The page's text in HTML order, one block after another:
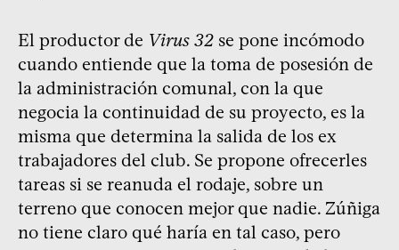
El productor de Virus 32 se pone incómodo
cuando entiende que la toma de posesión de
la administración comunal, con la que
negocia la continuidad de su proyecto, es la
misma que determina la salida de los ex
trabajadores del club. Se propone ofrecerles
tareas si se reanuda el rodaje, sobre un
terreno que conocen mejor que nadie. Zúñiga
no tiene claro qué haría en tal caso, pero